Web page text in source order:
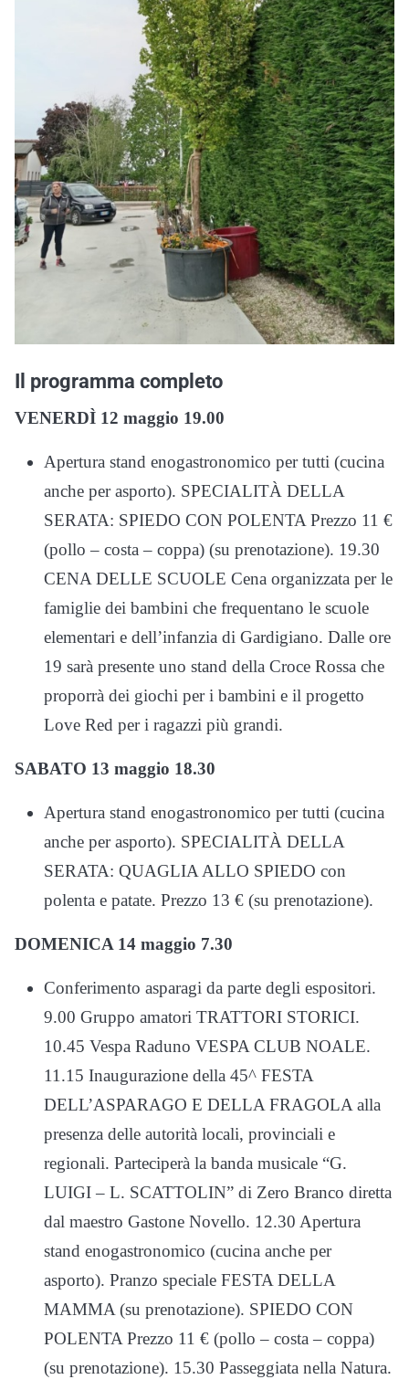
Il programma completo
VENERDÌ 12 maggio 19.00
Apertura stand enogastronomico per tutti (cucina
anche per asporto). SPECIALITÀ DELLA
SERATA: SPIEDO CON POLENTA Prezzo 11 €
(pollo – costa – coppa) (su prenotazione). 19.30
CENA DELLE SCUOLE Cena organizzata per le
famiglie dei bambini che frequentano le scuole
elementari e dell’infanzia di Gardigiano. Dalle ore
19 sarà presente uno stand della Croce Rossa che
proporrà dei giochi per i bambini e il progetto
Love Red per i ragazzi più grandi.
SABATO 13 maggio 18.30
Apertura stand enogastronomico per tutti (cucina
anche per asporto). SPECIALITÀ DELLA
SERATA: QUAGLIA ALLO SPIEDO con
polenta e patate. Prezzo 13 € (su prenotazione).
DOMENICA 14 maggio 7.30
Conferimento asparagi da parte degli espositori.
9.00 Gruppo amatori TRATTORI STORICI.
10.45 Vespa Raduno VESPA CLUB NOALE.
11.15 Inaugurazione della 45^ FESTA
DELL’ASPARAGO E DELLA FRAGOLA alla
presenza delle autorità locali, provinciali e
regionali. Parteciperà la banda musicale “G.
LUIGI – L. SCATTOLIN” di Zero Branco diretta
dal maestro Gastone Novello. 12.30 Apertura
stand enogastronomico (cucina anche per
asporto). Pranzo speciale FESTA DELLA
MAMMA (su prenotazione). SPIEDO CON
POLENTA Prezzo 11 € (pollo – costa – coppa)
(su prenotazione). 15.30 Passeggiata nella Natura.